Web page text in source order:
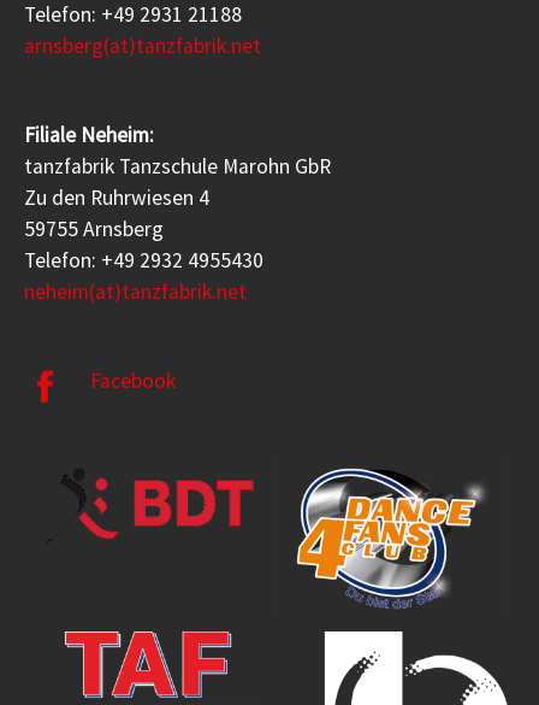
Telefon: +49 2931 21188
arnsberg(at)tanzfabrik.net
Filiale Neheim:
tanzfabrik Tanzschule Marohn GbR
Zu den Ruhrwiesen 4
59755 Arnsberg
Telefon: +49 2932 4955430
neheim(at)tanzfabrik.net
Facebook